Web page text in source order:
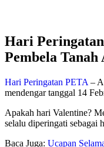
Hari
Pembela
Hari Peringatan PETA –
mendengar tanggal 14
Apakah hari Valentine?
selalu diperingati sebagai
Baca Juga: Ucapan